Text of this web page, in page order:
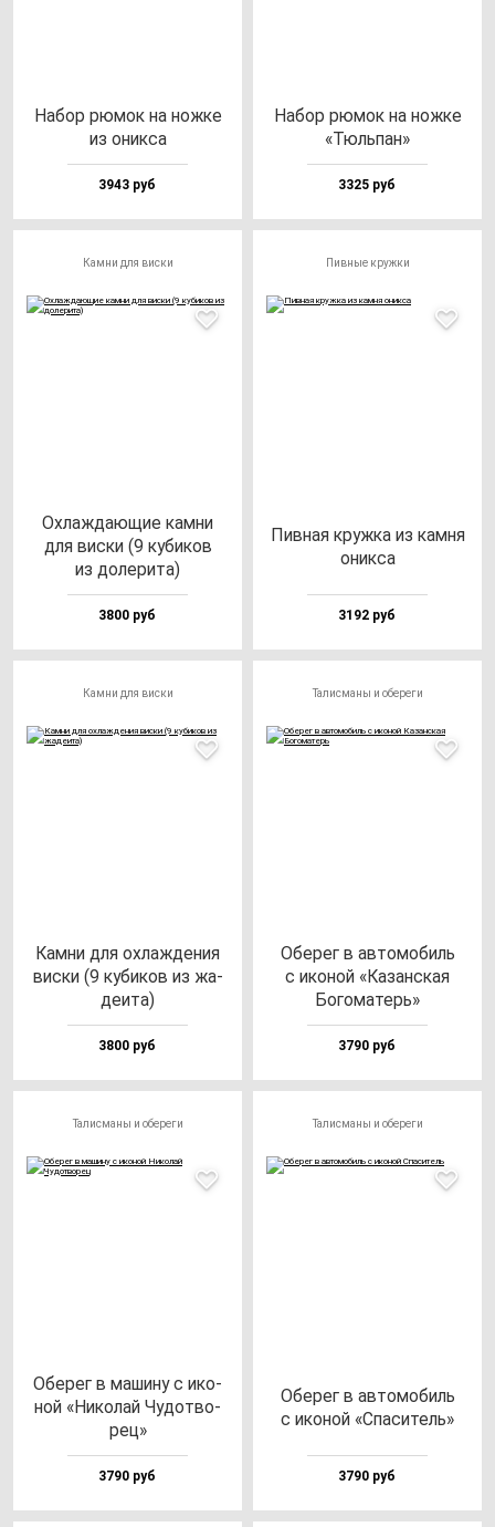
Набор рю­мок на нож­ке
из оник­са
3943 руб
Набор рю­мок на нож­ке
«Тюль­пан»
3325 руб
Камни для виски
Охлаж­да­ющие кам­ни
для вис­ки (9 ку­би­ков
из до­ле­ри­та)
3800 руб
Пивные кружки
Пив­ная круж­ка из кам­ня
оник­са
3192 руб
Камни для виски
Кам­ни для ох­лаж­де­ния
вис­ки (9 ку­би­ков из жа­
де­ита)
3800 руб
Талисманы и обереги
Обе­рег в ав­то­мо­биль
с ико­ной «Казан­ская
Бого­ма­терь»
3790 руб
Талисманы и обереги
Обе­рег в ма­ши­ну с ико­
ной «Нико­лай Чудот­во­
рец»
3790 руб
Талисманы и обереги
Обе­рег в ав­то­мо­биль
с ико­ной «Спа­си­тель»
3790 руб